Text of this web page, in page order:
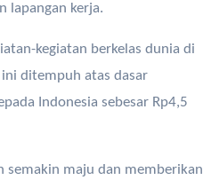
lapangan kerja.
kegiatan berkelas dunia di
ditempuh atas dasar
Indonesia sebesar Rp4,5
semakin maju dan memberikan